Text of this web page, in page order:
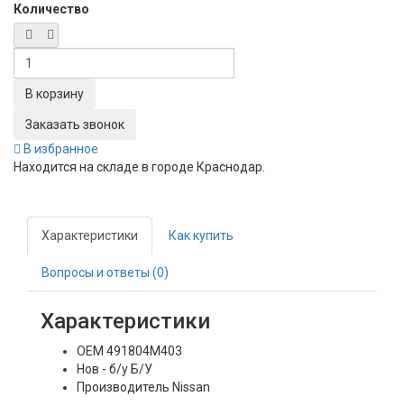
Количество
Заказать звонок
В избранное
Находится на складе в городе Краснодар
Характеристики Как купить
Вопросы и ответы (0)
Характеристики
OEM 491804M403
Нов - б/у Б/У
Производитель Nissan